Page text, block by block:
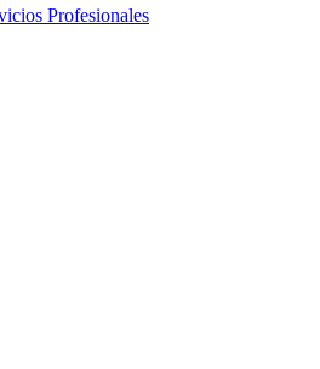
Profesionales